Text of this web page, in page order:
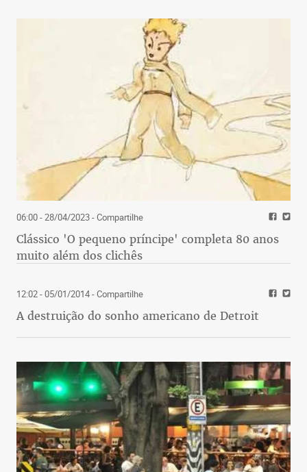
06:00 - 28/04/2023- Compartilhe
Clássico 'O pequeno príncipe' completa 80 anos
muito além dos clichês
12:02 - 05/01/2014- Compartilhe
A destruição do sonho americano de Detroit